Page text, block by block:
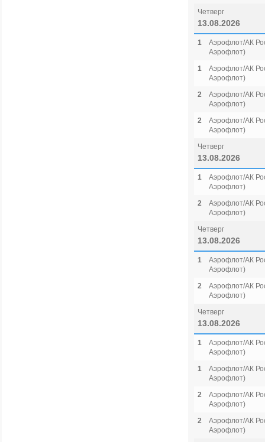
Четверг
13.08.2026
1
Аэрофлот/АК
Аэрофлот)
1
Аэрофлот/АК
Аэрофлот)
2
Аэрофлот/АК
Аэрофлот)
2
Аэрофлот/АК
Аэрофлот)
Четверг
13.08.2026
1
Аэрофлот/АК
Аэрофлот)
2
Аэрофлот/АК
Аэрофлот)
Четверг
13.08.2026
1
Аэрофлот/АК
Аэрофлот)
2
Аэрофлот/АК
Аэрофлот)
Четверг
13.08.2026
1
Аэрофлот/АК
Аэрофлот)
1
Аэрофлот/АК
Аэрофлот)
2
Аэрофлот/АК
Аэрофлот)
2
Аэрофлот/АК
Аэрофлот)